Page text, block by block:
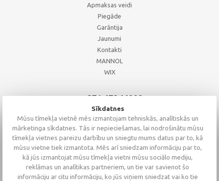
Apmaksas veidi
Piegāde
Garāntija
Jaunumi
Kontakti
MANNOL
WIX
+371 67244008
+371 67271055
+371 26002793
Sīkdatnes
Mūsu tīmekļa vietnē mēs izmantojam tehniskās, analītiskās un
mārketinga sīkdatnes. Tās ir nepieciešamas, lai nodrošinātu mūsu
tīmekļa vietnes pareizu darbību un sniegtu mums datus par to, kā
mūsu vietne tiek izmantota. Mēs arī sniedzam informāciju par to,
kā jūs izmantojat mūsu tīmekļa vietni mūsu sociālo mediju,
reklāmas un analītikas partneriem, un tie var savienot šo
informāciju ar citu informāciju, ko jūs viņiem sniedzat vai ko tie